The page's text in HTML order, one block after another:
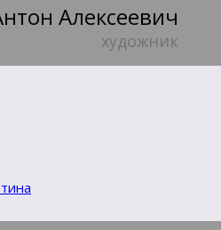
Алексеевич
художник